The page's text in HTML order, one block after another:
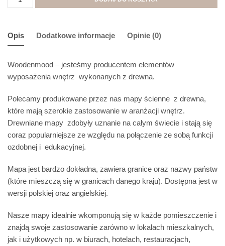
Opis Dodatkowe informacje Opinie (0)
Woodenmood – jesteśmy producentem elementów
wyposażenia wnętrz wykonanych z drewna.
Polecamy produkowane przez nas mapy ścienne z drewna,
które mają szerokie zastosowanie w aranżacji wnętrz.
Drewniane mapy zdobyły uznanie na całym świecie i stają się
coraz popularniejsze ze względu na połączenie ze sobą funkcji
ozdobnej i edukacyjnej.
Mapa jest bardzo dokładna, zawiera granice oraz nazwy państw
(które mieszczą się w granicach danego kraju). Dostępna jest w
wersji polskiej oraz angielskiej.
Nasze mapy idealnie wkomponują się w każde pomieszczenie i
znajdą swoje zastosowanie zarówno w lokalach mieszkalnych,
jak i użytkowych np. w biurach, hotelach, restauracjach,